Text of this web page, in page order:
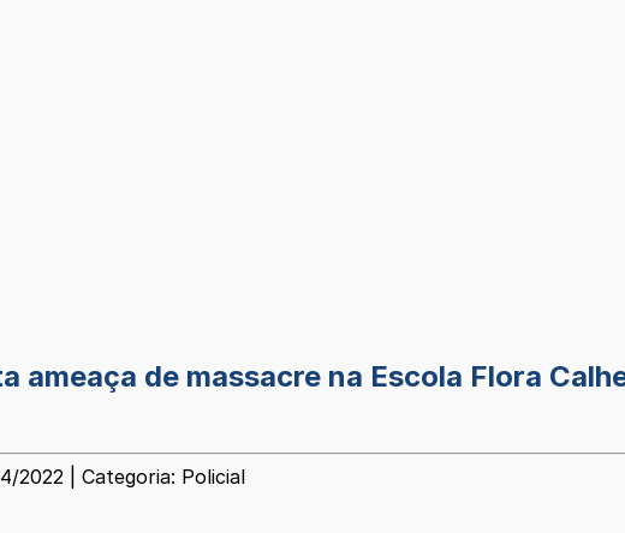
ameaça de massacre na Escola Flora
2022 | Categoria: Policial